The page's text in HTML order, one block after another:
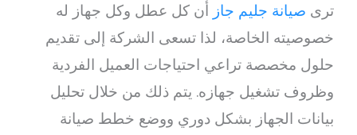
ترى صيانة جليم جاز أن كل عطل وكل جهاز له
خصوصيته الخاصة، لذا تسعى الشركة إلى تقديم
حلول مخصصة تراعي احتياجات العميل الفردية
وظروف تشغيل جهازه. يتم ذلك من خلال تحليل
بيانات الجهاز بشكل دوري ووضع خطط صيانة